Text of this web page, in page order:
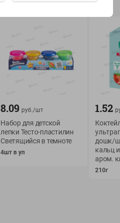
История покупок
Мои товары
Обратная связь
Приложение Green c
8.09 руб./шт
Набор для детской
лепки Тесто-пластилин
Светящийся в темноте
4шт в уп
1.52
дошк/
кальц
аром.
210г